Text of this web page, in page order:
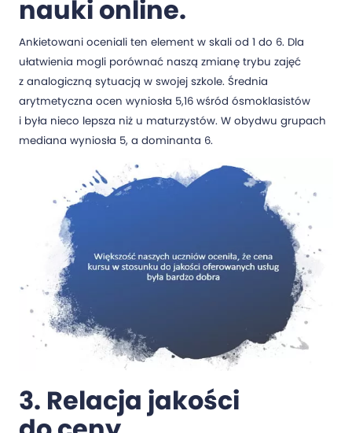
nauki online.
Ankietowani oceniali ten element w skali od 1 do 6. Dla
ułatwienia mogli porównać naszą zmianę trybu zajęć
z analogiczną sytuacją w swojej szkole. Średnia
arytmetyczna ocen wyniosła 5,16 wśród ósmoklasistów
i była nieco lepsza niż u maturzystów. W obydwu grupach
mediana wyniosła 5, a dominanta 6.
3. Relacja jakości